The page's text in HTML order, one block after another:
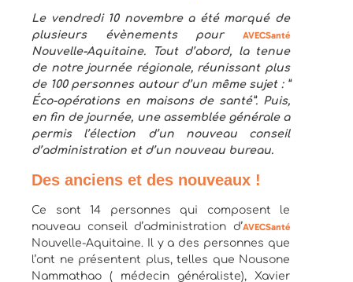
Le vendredi 10 novembre a été marqué de
plusieurs évènements pour AVECSanté
Nouvelle-Aquitaine. Tout d’abord, la tenue
de notre journée régionale, réunissant plus
de 100 personnes autour d’un même sujet : ”
Éco-opérations en maisons de santé”. Puis,
en fin de journée, une assemblée générale a
permis l’élection d’un nouveau conseil
d’administration et d’un nouveau bureau.
Des anciens et des nouveaux !
Ce sont 14 personnes qui composent le
nouveau conseil d’administration d’AVECSanté
Nouvelle-Aquitaine. Il y a des personnes que
l’ont ne présentent plus, telles que Nousone
Nammathao ( médecin généraliste), Xavier